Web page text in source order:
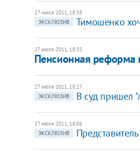
27 июля 2011, 18:58
ЭКСКЛЮЗИВ
Тимошенко
27 июля 2011, 18:35
Пенсионная реформа
27 июля 2011, 18:27
ЭКСКЛЮЗИВ
В суд пришел
27 июля 2011, 18:06
ЭКСКЛЮЗИВ